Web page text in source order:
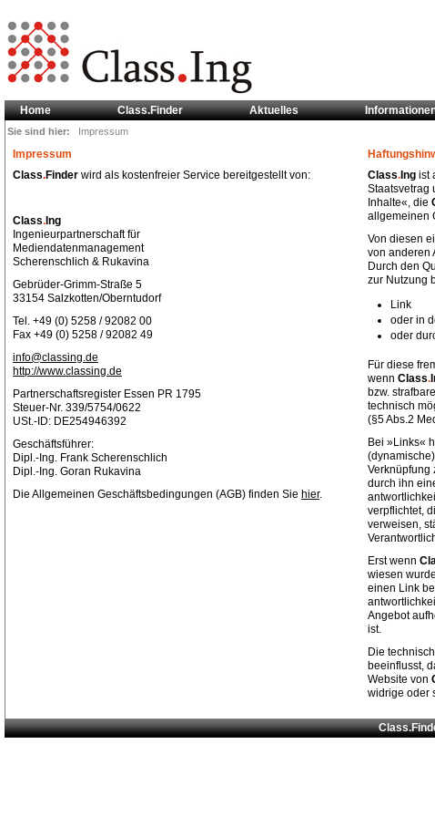
Sie sind hier: Impressum
Home Class.Finder Aktuelles
Impressum
Class.Finder wird als kostenfreier Service bereitgestellt von:
Class. Ing
Ingenieurpartnerschaft für
Mediendatenmanagement
Scherenschlich & Rukavina
Gebrüder-Grimm-Straße 5
33154 Salzkotten/Oberntudorf
Tel. +49 (0) 5258 / 92082 00
Fax +49 (0) 5258 / 92082 49
info@classing.de
http://www.classing.de
Partnerschaftsregister Essen PR 1795
Steuer-Nr. 339/5754/0622
USt.-ID: DE254946392
Geschäftsführer:
Dipl.-Ing. Frank Scherenschlich
Dipl.-Ing. Goran Rukavina
Die Allgemeinen Geschäftsbedingungen (AGB) finden Sie hier.
Class. Ing ist
Staatsvetrag
Inhalte«, die
allgemeinen
Von diesen
von anderen
Durch den
zur Nutzung
Link
oder in
oder
Für diese
wenn Class.
bzw.
technisch
(§5 Abs.2
Bei »Links«
Verknüpfung
durch ihn
verpflichtet,
verweisen,
Erst wenn
wiesen
einen Link
Angebot
ist.
Die
beeinflusst,
Website von
widrige oder